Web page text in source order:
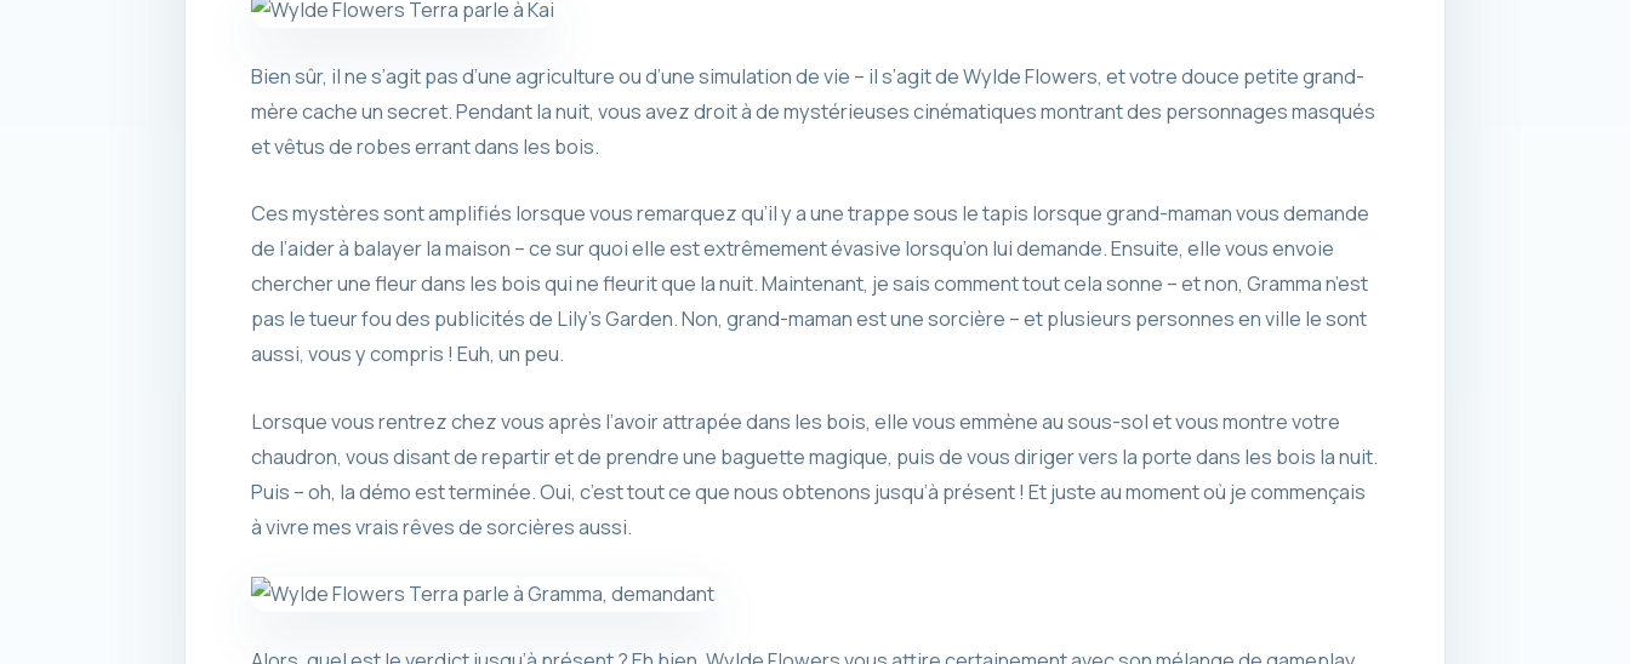
Bien sûr, il ne s’agit pas d’une agriculture ou d’une simulation de vie – il s’agit de Wylde Flowers, et votre douce petite grand-
mère cache un secret. Pendant la nuit, vous avez droit à de mystérieuses cinématiques montrant des personnages masqués
et vêtus de robes errant dans les bois.
Ces mystères sont amplifiés lorsque vous remarquez qu’il y a une trappe sous le tapis lorsque grand-maman vous demande
de l’aider à balayer la maison – ce sur quoi elle est extrêmement évasive lorsqu’on lui demande. Ensuite, elle vous envoie
chercher une fleur dans les bois qui ne fleurit que la nuit. Maintenant, je sais comment tout cela sonne – et non, Gramma n’est
pas le tueur fou des publicités de Lily’s Garden. Non, grand-maman est une sorcière – et plusieurs personnes en ville le sont
aussi, vous y compris ! Euh, un peu.
Lorsque vous rentrez chez vous après l’avoir attrapée dans les bois, elle vous emmène au sous-sol et vous montre votre
chaudron, vous disant de repartir et de prendre une baguette magique, puis de vous diriger vers la porte dans les bois la nuit.
Puis – oh, la démo est terminée. Oui, c’est tout ce que nous obtenons jusqu’à présent ! Et juste au moment où je commençais
à vivre mes vrais rêves de sorcières aussi.